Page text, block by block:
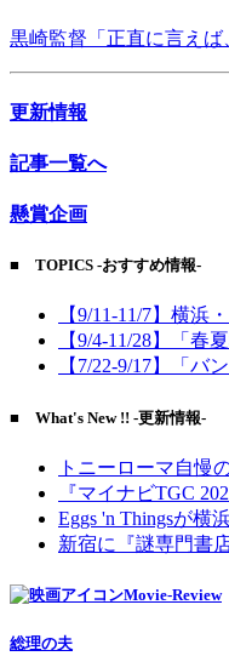
黒崎監督「正直に言えば
更新情報
記事一覧へ
懸賞企画
■ TOPICS -おすすめ情報-
【9/11-11/7】横浜
【9/4-11/28】「
【7/22-9/17】「バ
■ What's New !! -更新情報-
トニーローマ自慢
『マイナビTGC
Eggs 'n Thingsが横
新宿に『謎専門書
Movie-Review
総理の夫